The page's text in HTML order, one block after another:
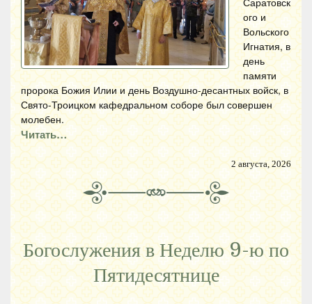
ого и
Вольского
Игнатия, в
день
памяти
пророка Божия Илии и день Воздушно-десантных войск, в
Свято-Троицком кафедральном соборе был совершен
молебен.
Читать…
2 августа, 2026
Богослужения в Неделю 9-ю по
Пятидесятнице